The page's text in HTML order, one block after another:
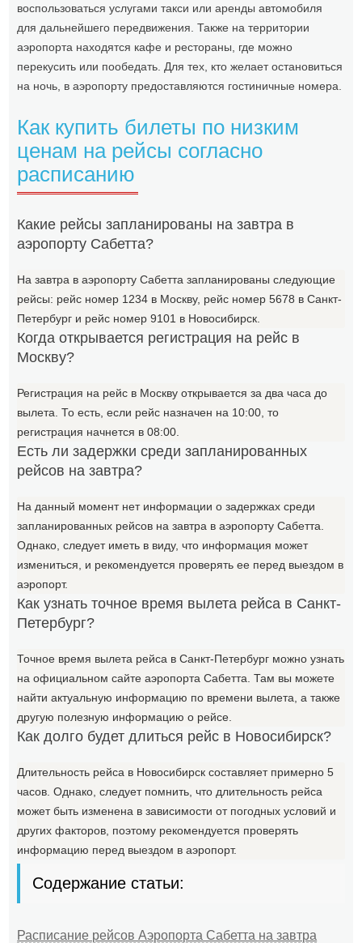
воспользоваться услугами такси или аренды автомобиля
для дальнейшего передвижения. Также на территории
аэропорта находятся кафе и рестораны, где можно
перекусить или пообедать. Для тех, кто желает остановиться
на ночь, в аэропорту предоставляются гостиничные номера.
Как купить билеты по низким
ценам на рейсы согласно
расписанию
Какие рейсы запланированы на завтра в
аэропорту Сабетта?
На завтра в аэропорту Сабетта запланированы следующие
рейсы: рейс номер 1234 в Москву, рейс номер 5678 в Санкт-
Петербург и рейс номер 9101 в Новосибирск.
Когда открывается регистрация на рейс в
Москву?
Регистрация на рейс в Москву открывается за два часа до
вылета. То есть, если рейс назначен на 10:00, то
регистрация начнется в 08:00.
Есть ли задержки среди запланированных
рейсов на завтра?
На данный момент нет информации о задержках среди
запланированных рейсов на завтра в аэропорту Сабетта.
Однако, следует иметь в виду, что информация может
измениться, и рекомендуется проверять ее перед выездом в
аэропорт.
Как узнать точное время вылета рейса в Санкт-
Петербург?
Точное время вылета рейса в Санкт-Петербург можно узнать
на официальном сайте аэропорта Сабетта. Там вы можете
найти актуальную информацию по времени вылета, а также
другую полезную информацию о рейсе.
Как долго будет длиться рейс в Новосибирск?
Длительность рейса в Новосибирск составляет примерно 5
часов. Однако, следует помнить, что длительность рейса
может быть изменена в зависимости от погодных условий и
других факторов, поэтому рекомендуется проверять
информацию перед выездом в аэропорт.
Содержание статьи:
Расписание рейсов Аэропорта Сабетта на завтра